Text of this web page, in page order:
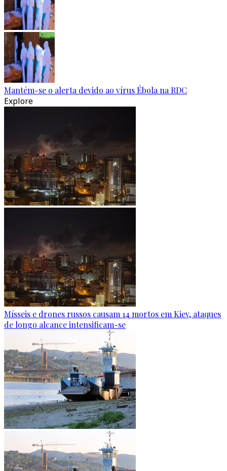
Mantém-se o alerta devido ao vírus Ébola na RDC
Explore
Mísseis e drones russos causam 14 mortos em Kiev, ataques
de longo alcance intensificam-se